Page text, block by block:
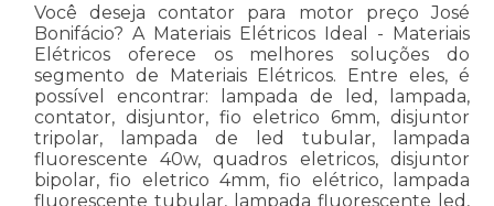
Você deseja contator para motor preço José
Bonifácio? A Materiais Elétricos Ideal - Materiais
Elétricos oferece os melhores soluções do
segmento de Materiais Elétricos. Entre eles, é
possível encontrar: lampada de led, lampada,
contator, disjuntor, fio eletrico 6mm, disjuntor
tripolar, lampada de led tubular, lampada
fluorescente 40w, quadros eletricos, disjuntor
bipolar, fio eletrico 4mm, fio elétrico, lampada
fluorescente tubular, lampada fluorescente led,